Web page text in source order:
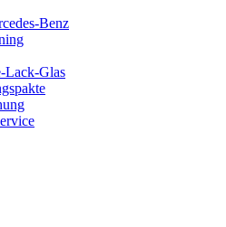
Benz
Lack-Glas